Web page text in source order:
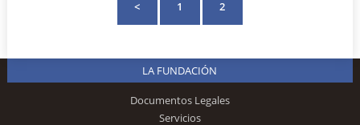
< 1 2
LA FUNDACIÓN
Documentos Legales
Servicios